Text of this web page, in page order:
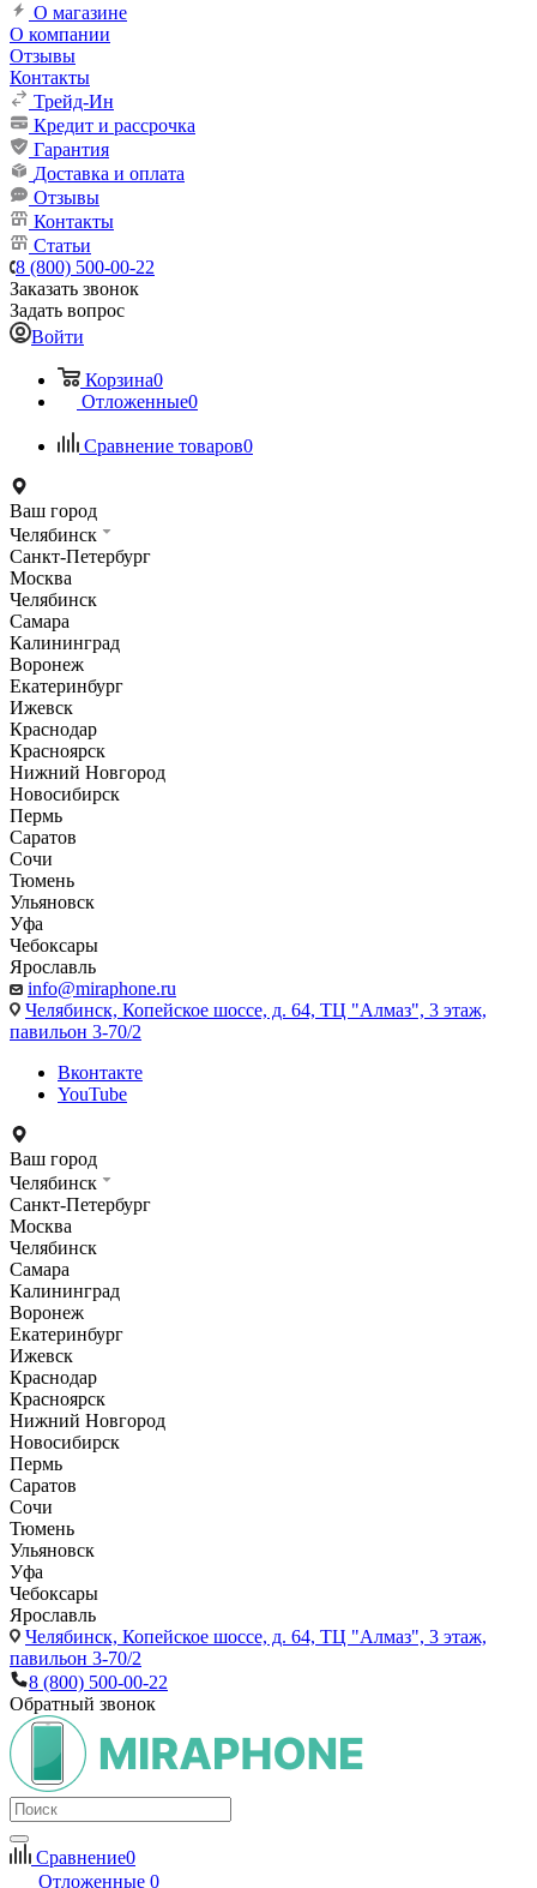
О магазине
О компании
Отзывы
Контакты
Трейд-Ин
Кредит и рассрочка
Гарантия
Доставка и оплата
Отзывы
Контакты
Статьи
8 (800) 500-00-22
Заказать звонок
Задать вопрос
Войти
Корзина0
Отложенные0
Сравнение товаров0
Ваш город
Челябинск
Санкт-Петербург
Москва
Челябинск
Самара
Калининград
Воронеж
Екатеринбург
Ижевск
Краснодар
Красноярск
Нижний Новгород
Новосибирск
Пермь
Саратов
Сочи
Тюмень
Ульяновск
Уфа
Чебоксары
Ярославль
info@miraphone.ru
Челябинск, Копейское шоссе, д. 64, ТЦ "Алмаз", 3 этаж,
павильон 3-70/2
Вконтакте
YouTube
Ваш город
Челябинск
Санкт-Петербург
Москва
Челябинск
Самара
Калининград
Воронеж
Екатеринбург
Ижевск
Краснодар
Красноярск
Нижний Новгород
Новосибирск
Пермь
Саратов
Сочи
Тюмень
Ульяновск
Уфа
Чебоксары
Ярославль
Челябинск, Копейское шоссе, д. 64, ТЦ "Алмаз", 3 этаж,
павильон 3-70/2
8 (800) 500-00-22
Обратный звонок
Сравнение0
Отложенные 0